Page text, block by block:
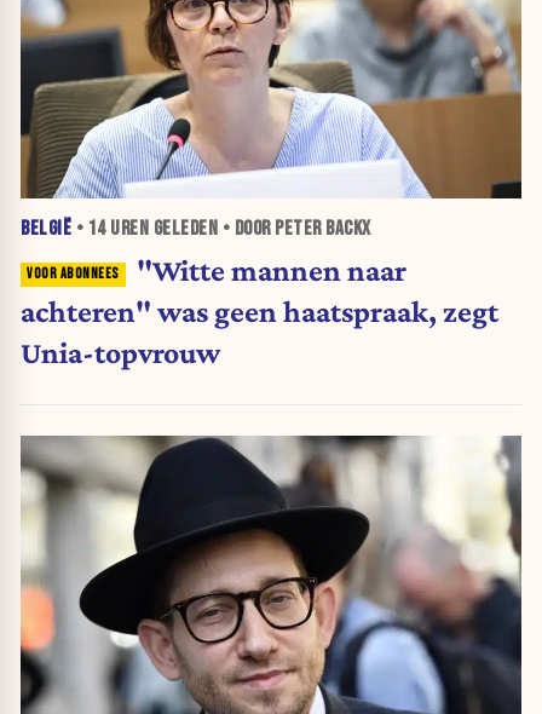
BELGIË • 14 UREN GELEDEN • DOOR PETER BACKX
"Witte mannen naar
achteren" was geen haatspraak, zegt
Unia-topvrouw